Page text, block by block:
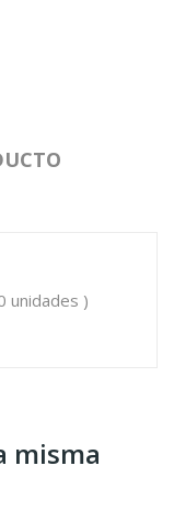
unidades )
misma